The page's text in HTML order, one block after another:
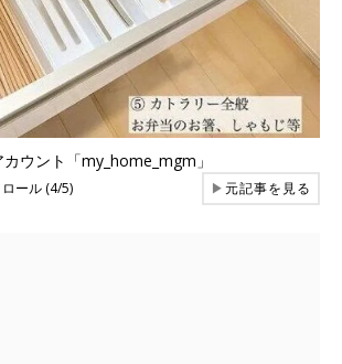
ウント「my_home_mgm」
ール (4/5) ▶元記事を見る